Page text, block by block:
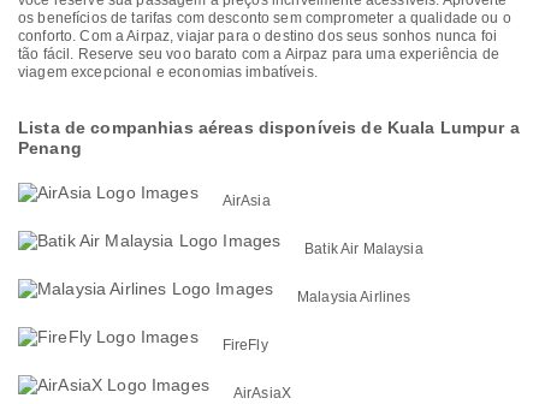
os benefícios de tarifas com desconto sem comprometer a qualidade ou o
conforto. Com a Airpaz, viajar para o destino dos seus sonhos nunca foi
tão fácil. Reserve seu voo barato com a Airpaz para uma experiência de
viagem excepcional e economias imbatíveis.
Lista de companhias aéreas disponíveis de Kuala Lumpur a
Penang
AirAsia
Batik Air Malaysia
Malaysia Airlines
FireFly
AirAsiaX